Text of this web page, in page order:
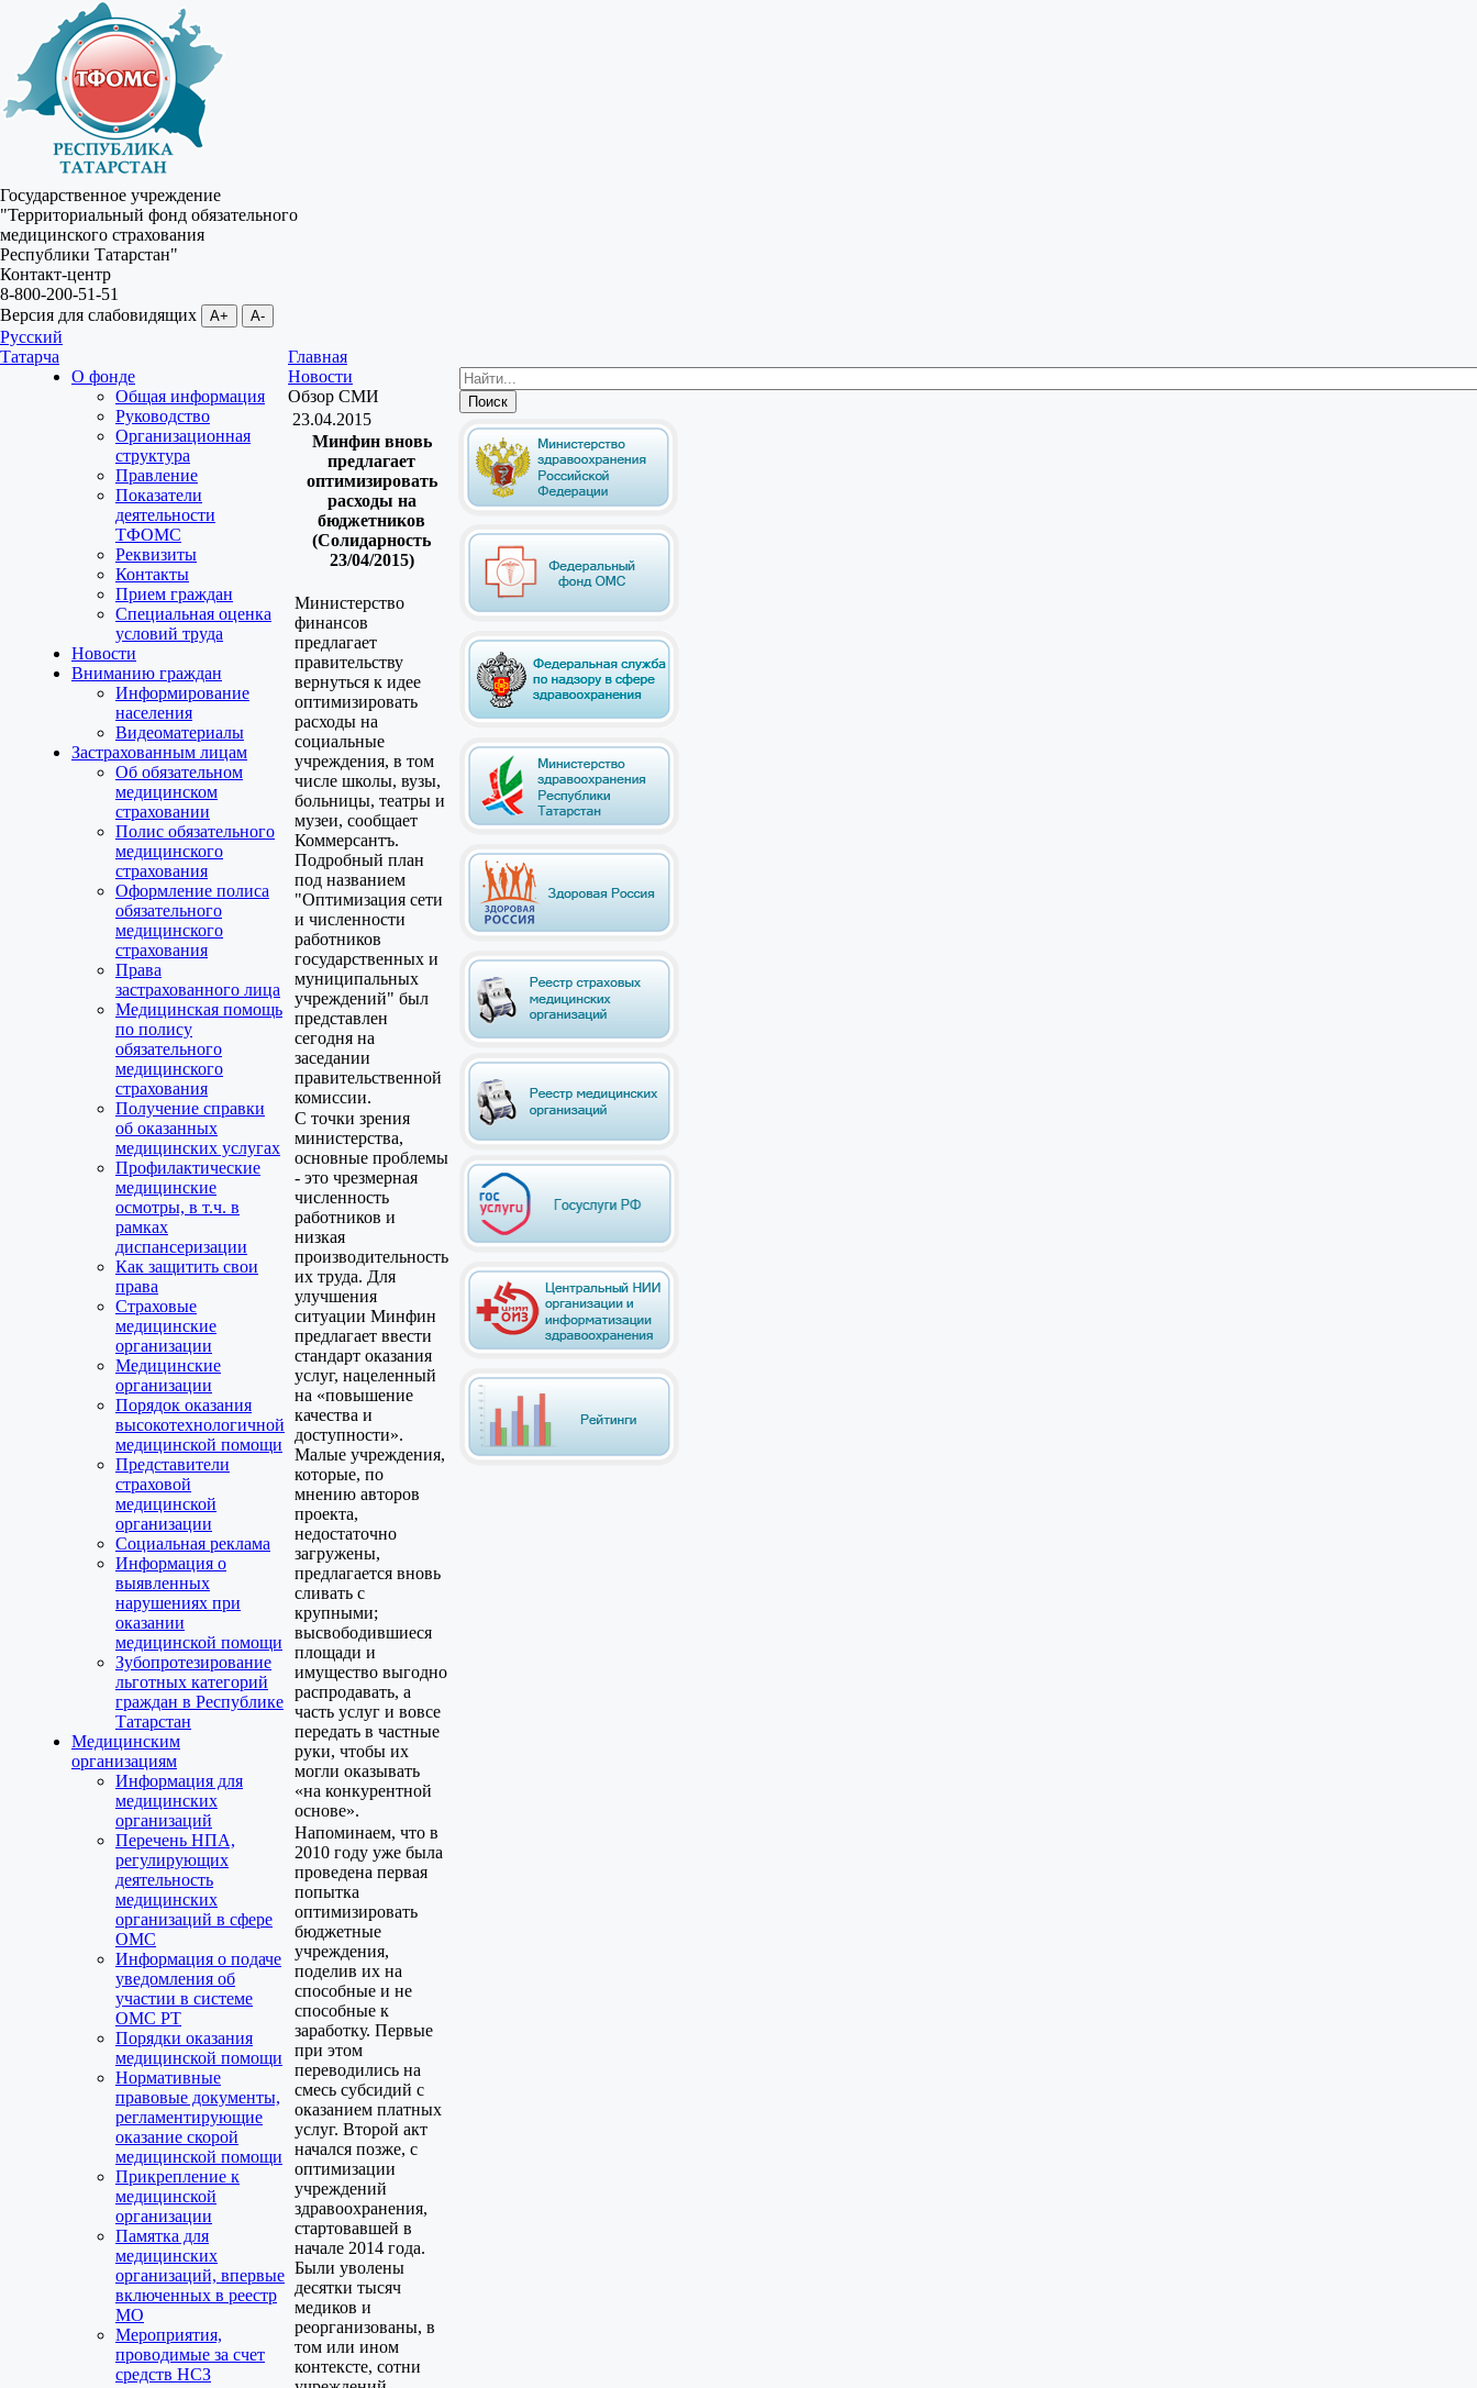
Государственное учреждение
"Территориальный фонд обязательного
медицинского страхования
Республики Татарстан"
Контакт-центр
8-800-200-51-51
Версия для слабовидящих
A+ A-
Русский
Татарча
О фонде
Общая информация
Руководство
Организационная
структура
Правление
Показатели
деятельности
ТФОМС
Реквизиты
Контакты
Прием граждан
Специальная оценка
условий труда
Новости
Вниманию граждан
Информирование
населения
Видеоматериалы
Застрахованным лицам
Об обязательном
медицинском
страховании
Полис обязательного
медицинского
страхования
Оформление полиса
обязательного
медицинского
страхования
Права
застрахованного лица
Медицинская помощь
по полису
обязательного
медицинского
страхования
Получение справки
об оказанных
медицинских услугах
Профилактические
медицинские
осмотры, в т.ч. в
рамках
диспансеризации
Как защитить свои
права
Страховые
медицинские
организации
Медицинские
организации
Порядок оказания
высокотехнологичной
медицинской помощи
Представители
страховой
медицинской
организации
Социальная реклама
Информация о
выявленных
нарушениях при
оказании
медицинской помощи
Зубопротезирование
льготных категорий
граждан в Республике
Татарстан
Медицинским
организациям
Информация для
медицинских
организаций
Перечень НПА,
регулирующих
деятельность
медицинских
организаций в сфере
ОМС
Информация о подаче
уведомления об
участии в системе
ОМС РТ
Порядки оказания
медицинской помощи
Нормативные
правовые документы,
регламентирующие
оказание скорой
медицинской помощи
Прикрепление к
медицинской
организации
Памятка для
медицинских
организаций, впервые
включенных в реестр
МО
Мероприятия,
проводимые за счет
средств НСЗ
Главная
Новости
Обзор СМИ
23.04.2015
Минфин вновь
предлагает
оптимизировать
расходы на
бюджетников
(Солидарность
23/04/2015)
Министерство
финансов
предлагает
правительству
вернуться к идее
оптимизировать
расходы на
социальные
учреждения, в том
числе школы, вузы,
больницы, театры и
музеи, сообщает
Коммерсантъ.
Подробный план
под названием
"Оптимизация сети
и численности
работников
государственных и
муниципальных
учреждений" был
представлен
сегодня на
заседании
правительственной
комиссии.
С точки зрения
министерства,
основные проблемы
- это чрезмерная
численность
работников и
низкая
производительность
их труда. Для
улучшения
ситуации Минфин
предлагает ввести
стандарт оказания
услуг, нацеленный
на «повышение
качества и
доступности».
Малые учреждения,
которые, по
мнению авторов
проекта,
недостаточно
загружены,
предлагается вновь
сливать с
крупными;
высвободившиеся
площади и
имущество выгодно
распродавать, а
часть услуг и вовсе
передать в частные
руки, чтобы их
могли оказывать
«на конкурентной
основе».
Напоминаем, что в
2010 году уже была
проведена первая
попытка
оптимизировать
бюджетные
учреждения,
поделив их на
способные и не
способные к
заработку. Первые
при этом
переводились на
смесь субсидий с
оказанием платных
услуг. Второй акт
начался позже, с
оптимизации
учреждений
здравоохранения,
стартовавшей в
начале 2014 года.
Были уволены
десятки тысяч
медиков и
реорганизованы, в
том или ином
контексте, сотни